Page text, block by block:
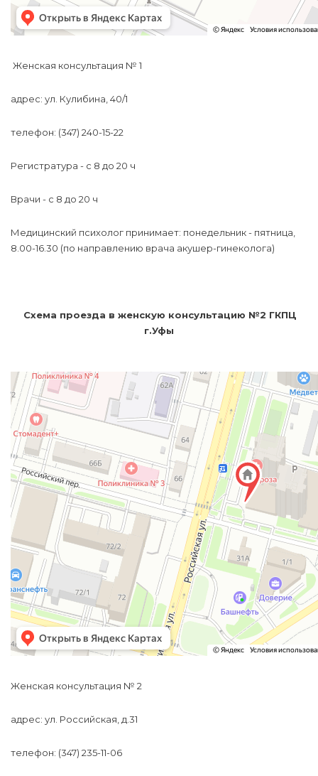
Женская консультация № 1
адрес: ул. Кулибина, 40/1
телефон: (347) 240-15-22
Регистратура - c 8 до 20 ч
Врачи - с 8 до 20 ч
Медицинский психолог принимает: понедельник - пятница,
8.00-16.30 (по направлению врача акушер-гинеколога)
Схема проезда в женскую консультацию №2 ГКПЦ
г.Уфы
Женская консультация № 2
адрес: ул. Российская, д.31
телефон: (347) 235-11-06